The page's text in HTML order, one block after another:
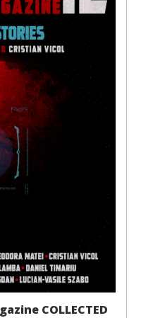
COLLECTED